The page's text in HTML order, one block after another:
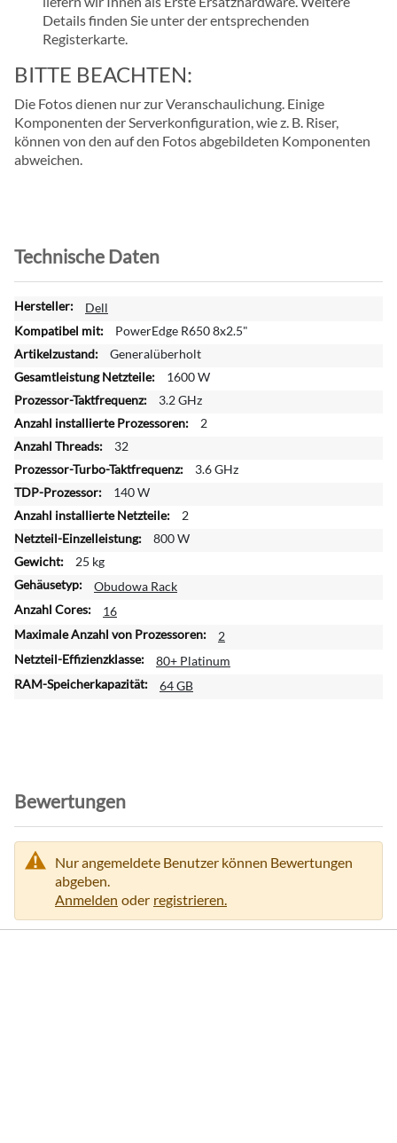
Details finden Sie unter der entsprechenden
Registerkarte.
BITTE BEACHTEN:
Die Fotos dienen nur zur Veranschaulichung. Einige
Komponenten der Serverkonfiguration, wie z. B. Riser,
können von den auf den Fotos abgebildeten Komponenten
abweichen.
Technische Daten
W
e
t
e
r
e
n
f
o
r
a
t
i
o
e
n
Dell
PowerEdge R650 8x2.5"
Generalüberholt
1600 W
3.2 GHz
2
32
3.6 GHz
140 W
2
800 W
25 kg
Obudowa Rack
16
2
80+ Platinum
64 GB
Bewertungen
Nur angemeldete Benutzer können Bewertungen
abgeben.
Anmelden oder registrieren.